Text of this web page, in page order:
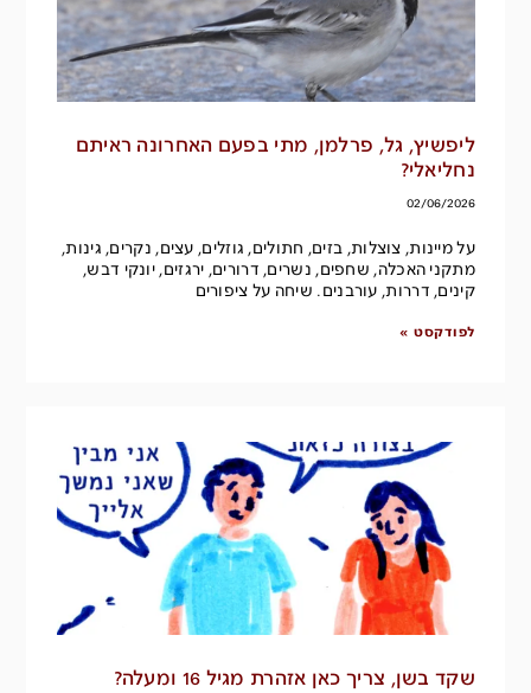
ליפשיץ, גל, פרלמן, מתי בפעם האחרונה ראיתם
נחליאלי?
02/06/2026
על מיינות, צוצלות, בזים, חתולים, גוזלים, עצים, נקרים, גינות,
מתקני האכלה, שחפים, נשרים, דרורים, ירגזים, יונקי דבש,
קינים, דררות, עורבנים. שיחה על ציפורים
לפודקסט »
שקד בשן, צריך כאן אזהרת מגיל 16 ומעלה?